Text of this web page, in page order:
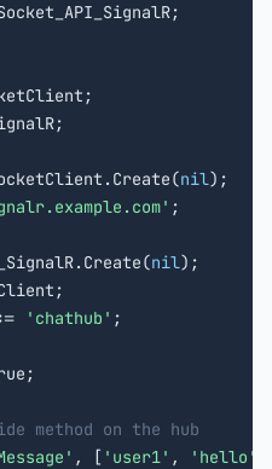
nil);
;
nil);
'chathub' ;
method on the hub
, [ 'user1' ,
'hello'